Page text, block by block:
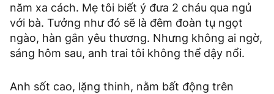
năm xa cách. Mẹ tôi biết ý đưa 2 cháu qua ngủ
với bà. Tưởng như đó sẽ là đêm đoàn tụ ngọt
ngào, hàn gắn yêu thương. Nhưng không ai ngờ,
sáng hôm sau, anh trai tôi không thể dậy nổi.
Anh sốt cao, lặng thinh, nằm bất động trên